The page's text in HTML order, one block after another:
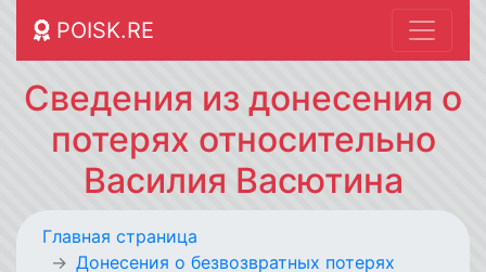
POISK.RE
Сведения из донесения о
потерях относительно
Василия Васютина
Главная страница
Донесения о безвозвратных потерях